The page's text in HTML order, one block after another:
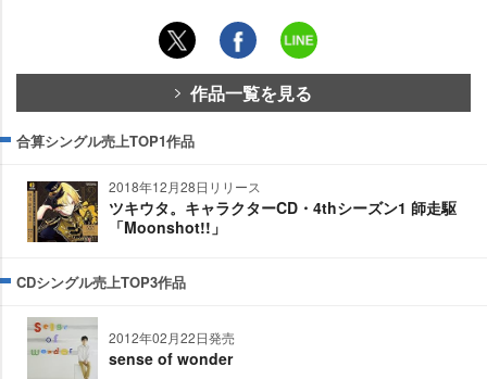
作品一覧を見る
合算シングル売上TOP1作品
2018年12月28日リリース
ツキウタ。キャラクターCD・4thシーズン1 師走駆
「Moonshot!!」
CDシングル売上TOP3作品
2012年02月22日発売
sense of wonder